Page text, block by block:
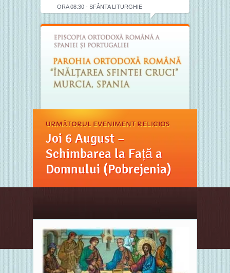
ORA 08:30 - SFÂNTA LITURGHIE
URMĂTORUL EVENIMENT RELIGIOS
Joi 6 August –
Schimbarea la Față a
Domnului (Pobrejenia)